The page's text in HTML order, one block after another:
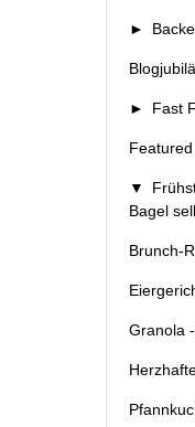
►
► Fast
Featured
▼
Bagel
Brunch-
Granola